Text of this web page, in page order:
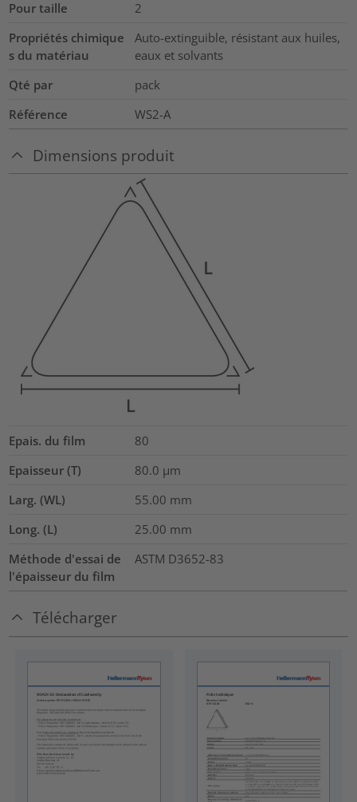
Pour taille
2
Propriétés chimique
s du matériau
Auto-extinguible, résistant aux huiles,
eaux et solvants
Qté par
pack
Référence
WS2-A
Dimensions produit
Epais. du film
80
Epaisseur (T)
80.0 µm
Larg. (WL)
55.00 mm
Long. (L)
25.00 mm
Méthode d'essai de
l'épaisseur du film
ASTM D3652-83
Télécharger